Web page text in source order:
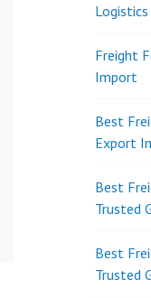
Freight
Import
Best
Export
Best
Trusted
Best
Trusted